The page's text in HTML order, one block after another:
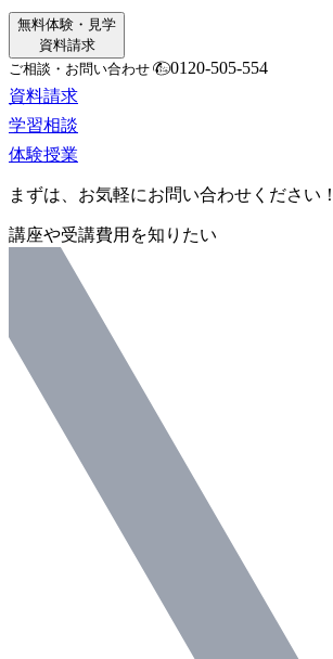
無料体験・見学
資料請求
ご相談・お問い合わせ
0120-505-554
資料請求
学習相談
体験授業
まずは、お気軽にお問い合わせください！
講座や受講費用を知りたい